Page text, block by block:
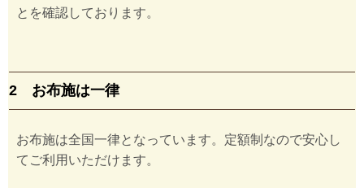
とを確認しております。
2 お布施は一律
お布施は全国一律となっています。定額制なので安心し
てご利用いただけます。